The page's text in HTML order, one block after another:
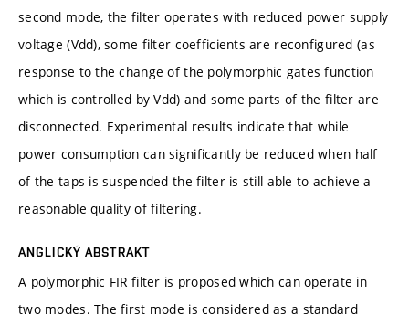
second mode, the filter operates with reduced power supply
voltage (Vdd), some filter coefficients are reconfigured (as
response to the change of the polymorphic gates function
which is controlled by Vdd) and some parts of the filter are
disconnected. Experimental results indicate that while
power consumption can significantly be reduced when half
of the taps is suspended the filter is still able to achieve a
reasonable quality of filtering.
ANGLICKÝ ABSTRAKT
A polymorphic FIR filter is proposed which can operate in
two modes. The first mode is considered as a standard